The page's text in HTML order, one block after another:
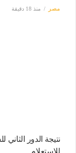
مصر منذ 18 دقيقة
نتيجة الدور الثاني
للاستعلام